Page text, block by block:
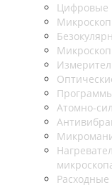
Цифровые
Атомно-